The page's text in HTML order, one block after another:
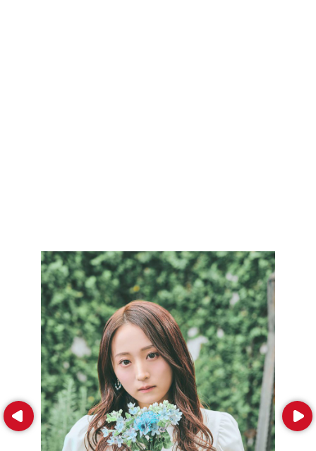
Prev Next